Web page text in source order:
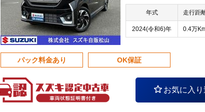
年式 走行距
2024(令和6)年 0.4万
パック料金あり OK保証
お気に入り